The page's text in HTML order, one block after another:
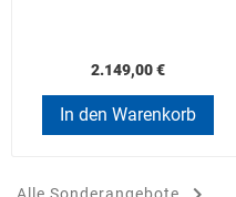
2.149,00 €
In den Warenkorb